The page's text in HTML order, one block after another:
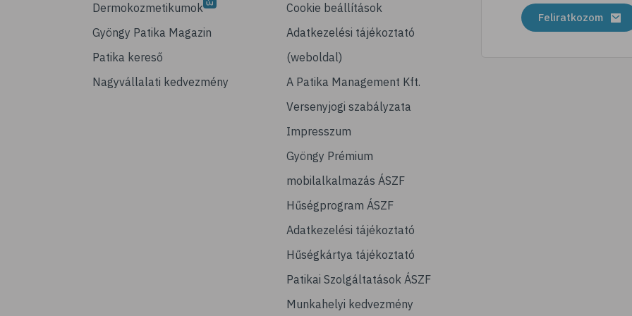
Dermokozmetikumok
Gyöngy Patika Magazin
Patika kereső
Nagyvállalati kedvezmény
Cookie beállítások
Adatkezelési tájékoztató
(weboldal)
A Patika Management Kft.
Versenyjogi szabályzata
Impresszum
Gyöngy Prémium
mobilalkalmazás ÁSZF
Hűségprogram ÁSZF
Adatkezelési tájékoztató
Hűségkártya tájékoztató
Patikai Szolgáltatások ÁSZF
Munkahelyi kedvezmény
Feliratkozom